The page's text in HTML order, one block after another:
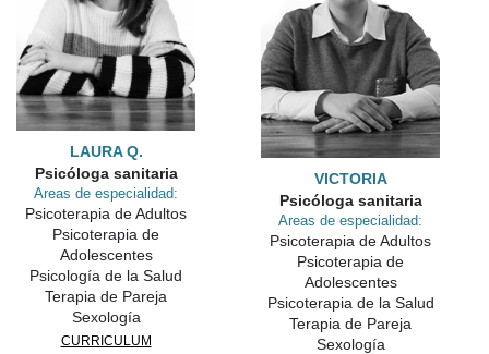
LAURA Q.
Psicóloga sanitaria
Areas de especialidad:
Psicoterapia de Adultos
Psicoterapia de
Adolescentes
Psicología de la Salud
Terapia de Pareja
Sexología
CURRICULUM
VICTORIA
Psicóloga sanitaria
Areas de especialidad:
Psicoterapia de Adultos
Psicoterapia de
Adolescentes
Psicoterapia de la Salud
Terapia de Pareja
Sexología